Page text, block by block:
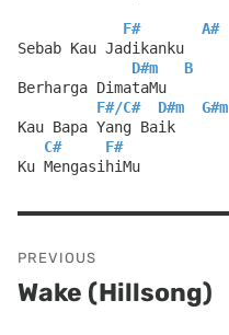
F#
A#
Sebab Kau Jadikanku
D#m
B
Berharga DimataMu
F#/C# D#m
G#m
Kau Bapa Yang Baik
C#
F#
Ku MengasihiMu
navigation
PREVIOUS
Previous
Wake (Hillsong)